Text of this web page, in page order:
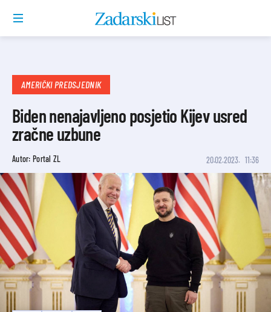
AMERIČKI PREDSJEDNIK
Biden nenajavljeno posjetio Kijev usred
zračne uzbune
Autor: Portal ZL 20.02.2023. 11:36